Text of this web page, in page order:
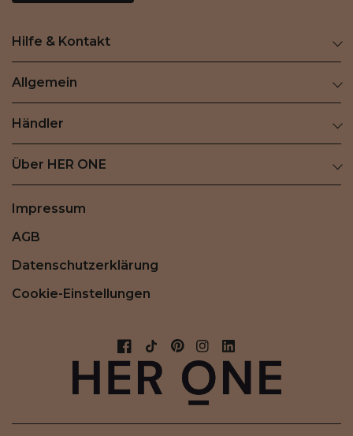
Hilfe & Kontakt
Allgemein
Händler
Über HER ONE
Impressum
AGB
Datenschutzerklärung
Cookie-Einstellungen